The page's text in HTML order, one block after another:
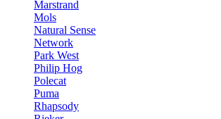
Marstrand
Mols
Natural Sense
Network
Park West
Philip Hog
Polecat
Puma
Rhapsody